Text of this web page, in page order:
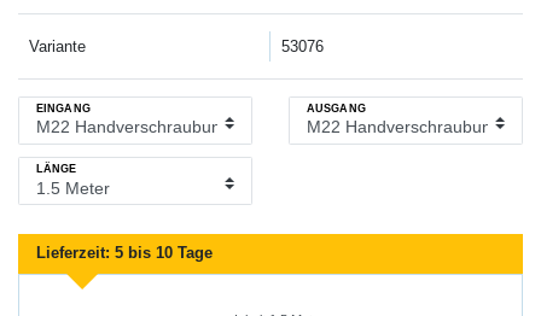
Variante 53076
EINGANG AUSGANG
LÄNGE
Lieferzeit: 5 bis 10 Tage